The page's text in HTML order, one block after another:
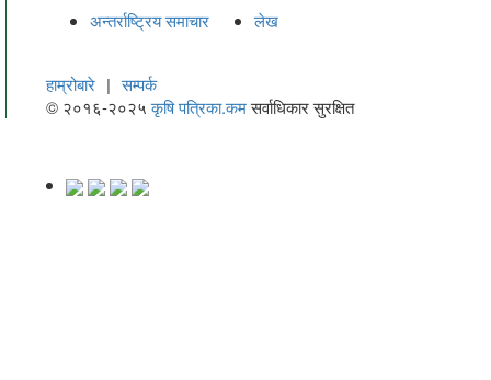
अन्तर्राष्ट्रिय समाचार
लेख
हाम्रोबारे | सम्पर्क
© २०१६-२०२५कृषि पत्रिका.कमसर्वाधिकार सुरक्षित